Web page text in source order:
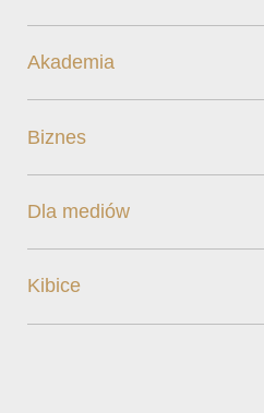
Akademia
Biznes
Dla mediów
Kibice